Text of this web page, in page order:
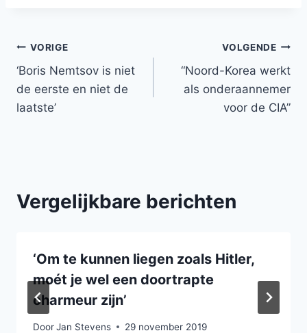
Bericht
navigatie
VORIGE
‘Boris Nemtsov is niet
de eerste en niet de
laatste’
VOLGENDE
“Noord-Korea werkt
als onderaannemer
voor de CIA”
Vergelijkbare berichten
‘Om te kunnen liegen zoals Hitler,
moét je wel een doortrapte
charmeur zijn’
DoorJan Stevens 29 november 2019